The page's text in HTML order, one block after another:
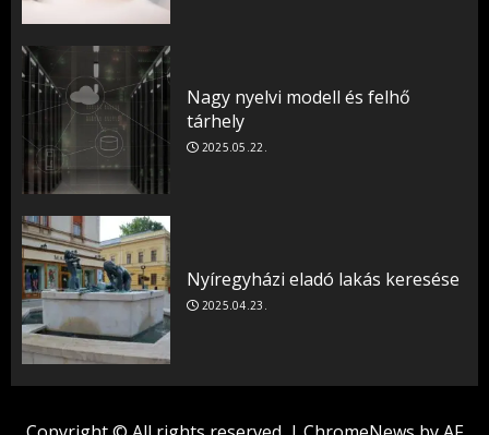
Nagy nyelvi modell és felhő
tárhely
2025.05.22.
Nyíregyházi eladó lakás keresése
2025.04.23.